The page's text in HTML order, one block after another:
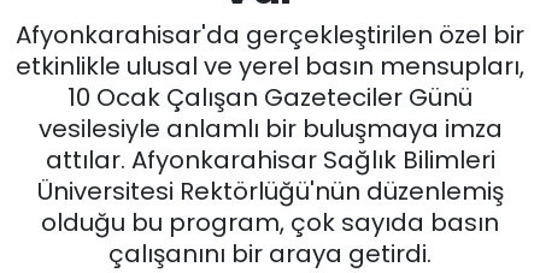
Afyonkarahisar'da gerçekleştirilen özel bir
etkinlikle ulusal ve yerel basın mensupları,
10 Ocak Çalışan Gazeteciler Günü
vesilesiyle anlamlı bir buluşmaya imza
attılar. Afyonkarahisar Sağlık Bilimleri
Üniversitesi Rektörlüğü'nün düzenlemiş
olduğu bu program, çok sayıda basın
çalışanını bir araya getirdi.
EĞİTİM
MAGAZİN
SAĞLIK
SPOR
Son Dakika Haberleri
Haber Arşivi